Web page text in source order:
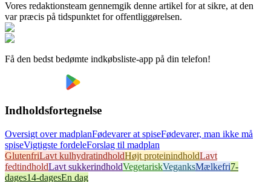
Vores redaktionsteam gennemgik denne artikel for at sikre, at den
var præcis på tidspunktet for offentliggørelsen.
Få den bedst bedømte indkøbsliste-app på din telefon!
Indholdsfortegnelse
Oversigt over madplanFødevarer at spiseFødevarer, man ikke må
spiseVigtigste fordeleForslag til madplan
GlutenfriLavt kulhydratindholdHøjt proteinindholdLavt
fedtindholdLavt sukkerindholdVegetariskVeganksMælkefri7-
dages14-dagesEn dag